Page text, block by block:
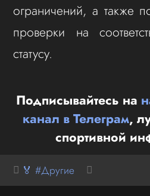
ограничений, а также
проверки на
статусу.
Подписывайтесь на
канал в Телеграм,
спортивной
🏅 #Другие